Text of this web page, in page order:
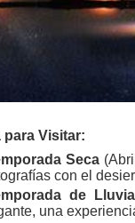
para Visitar:
Seca
con el
de
una